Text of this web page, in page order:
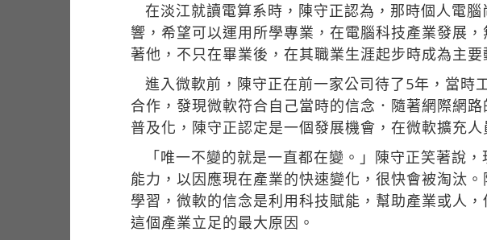
在淡江就讀電算系時，陳守正認為，那時個人電
響，希望可以運用所學專業，在電腦科技產業發展
著他，不只在畢業後，在其職業生涯起步時成為主要
進入微軟前，陳守正在前一家公司待了5年，當時
合作，發現微軟符合自己當時的信念．隨著網際網
普及化，陳守正認定是一個發展機會，在微軟擴充人
「唯一不變的就是一直都在變。」陳守正笑著說
能力，以因應現在產業的快速變化，很快會被淘汰
學習，微軟的信念是利用科技賦能，幫助產業或人
這個產業立足的最大原因。